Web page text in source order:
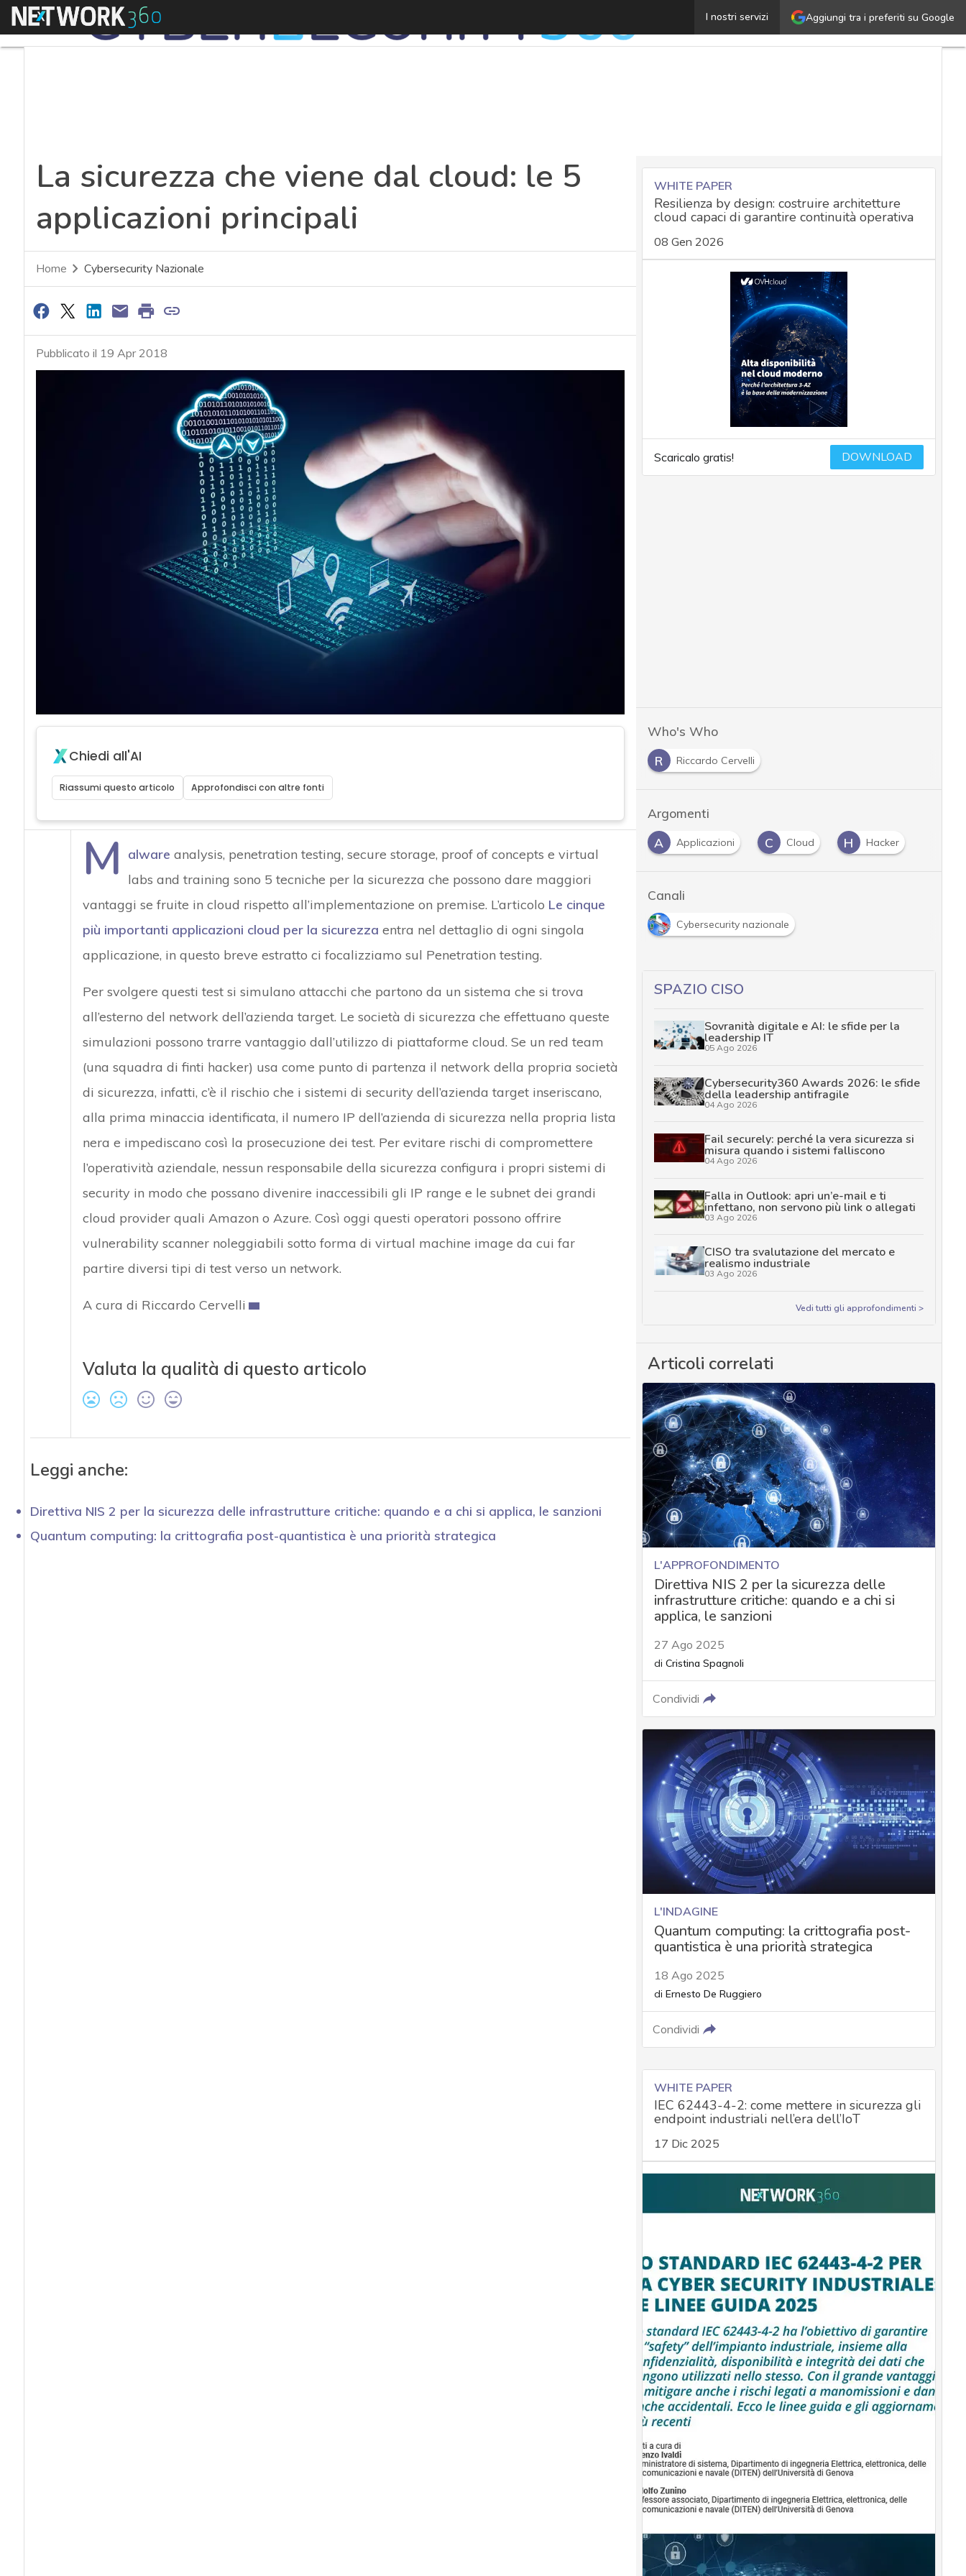
Aggiungi tra i preferiti su Google
I nostri servizi
Menu La sicurezza che viene dal cloud: le 5 applicazioni
La sicurezza che viene dal cloud: le 5
applicazioni principali
Home Cybersecurity Nazionale
Pubblicato il 19 Apr 2018
Chiedi all'AI
Riassumi questo articolo Approfondisci con altre fonti
M alware analysis, penetration testing, secure storage, proof of concepts e virtual
labs and training sono 5 tecniche per la sicurezza che possono dare maggiori
vantaggi se fruite in cloud rispetto all’implementazione on premise. L’articolo Le cinque
più importanti applicazioni cloud per la sicurezza entra nel dettaglio di ogni singola
applicazione, in questo breve estratto ci focalizziamo sul Penetration testing.
Per svolgere questi test si simulano attacchi che partono da un sistema che si trova
all’esterno del network dell’azienda target. Le società di sicurezza che effettuano queste
simulazioni possono trarre vantaggio dall’utilizzo di piattaforme cloud. Se un red team
(una squadra di finti hacker) usa come punto di partenza il network della propria società
di sicurezza, infatti, c’è il rischio che i sistemi di security dell’azienda target inseriscano,
alla prima minaccia identificata, il numero IP dell’azienda di sicurezza nella propria lista
nera e impediscano così la prosecuzione dei test. Per evitare rischi di compromettere
l’operatività aziendale, nessun responsabile della sicurezza configura i propri sistemi di
security in modo che possano divenire inaccessibili gli IP range e le subnet dei grandi
cloud provider quali Amazon o Azure. Così oggi questi operatori possono offrire
vulnerability scanner noleggiabili sotto forma di virtual machine image da cui far
partire diversi tipi di test verso un network.
A cura di Riccardo Cervelli
Valuta la qualità di questo articolo
Leggi anche:
Direttiva NIS 2 per la sicurezza delle infrastrutture critiche: quando e a chi si applica, le sanzioni
Quantum computing: la crittografia post-quantistica è una priorità strategica
WHITE PAPER
Resilienza by design: costruire architetture
cloud capaci di garantire continuità operativa
08 Gen 2026
Scaricalo gratis! DOWNLOAD
Who's Who
R
Riccardo Cervelli
Argomenti
A
Applicazioni C Cloud H Hacker
Canali
Cybersecurity nazionale
SPAZIO CISO
Sovranità digitale e AI: le sfide per la
leadership IT
05 Ago 2026
Cybersecurity360 Awards 2026: le sfide
della leadership antifragile
04 Ago 2026
Fail securely: perché la vera sicurezza si
misura quando i sistemi falliscono
04 Ago 2026
Falla in Outlook: apri un’e-mail e ti
infettano, non servono più link o allegati
03 Ago 2026
CISO tra svalutazione del mercato e
realismo industriale
03 Ago 2026
Vedi tutti gli approfondimenti >
Articoli correlati
L'APPROFONDIMENTO
Direttiva NIS 2 per la sicurezza delle
infrastrutture critiche: quando e a chi si
applica, le sanzioni
27 Ago 2025
di Cristina Spagnoli
Condividi
L'INDAGINE
Quantum computing: la crittografia post-
quantistica è una priorità strategica
18 Ago 2025
di Ernesto De Ruggiero
Condividi
WHITE PAPER
IEC 62443-4-2: come mettere in sicurezza gli
endpoint industriali nell’era dell’IoT
17 Dic 2025